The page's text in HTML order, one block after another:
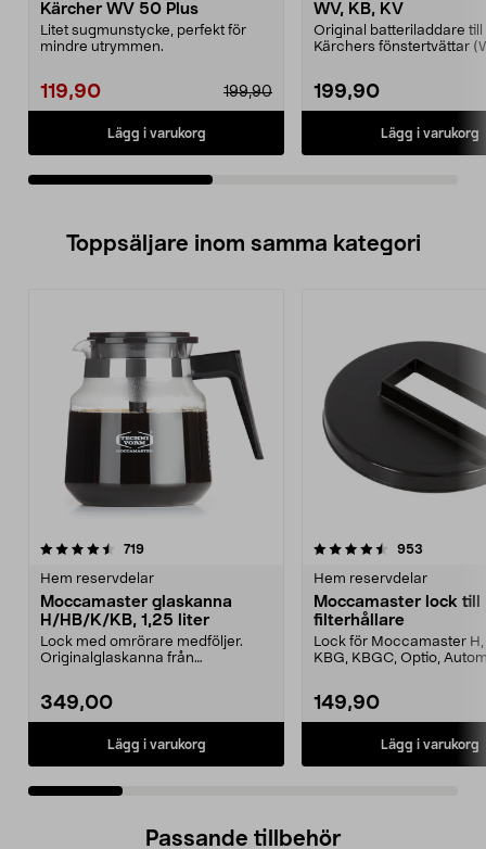
Kärcher WV 50 Plus
Litet sugmunstycke, perfekt för
mindre utrymmen.
199,90
119,90
Lägg i varukorg
WV, KB, KV
Original batteriladdare till
Kärchers fönstertvättar
199,90
Lägg i varukorg
Toppsäljare inom samma kategori
719recensioner
Hem reservdelar
Moccamaster glaskanna
H/HB/K/KB, 1,25 liter
Lock med omrörare medföljer.
Originalglaskanna från
349,00
Lägg i varukorg
4.5 av 5 stjärnor 953
Hem reservdelar
Moccamaster lock till
filterhållare
Lock för Moccamaster H,
KBG, KBGC, Optio,
149,90
Lägg i varukorg
4.5 av 5 stjärnor
Passande tillbehör